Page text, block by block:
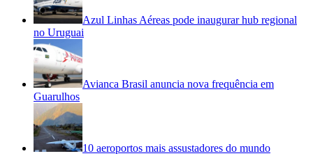
Azul Linhas Aéreas pode inaugurar hub regional
no Uruguai
Avianca Brasil anuncia nova frequência em
Guarulhos
10 aeroportos mais assustadores do mundo